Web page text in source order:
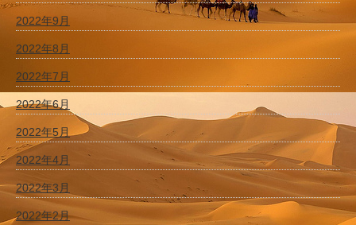
2022年9月
2022年8月
2022年7月
2022年6月
2022年5月
2022年4月
2022年3月
2022年2月